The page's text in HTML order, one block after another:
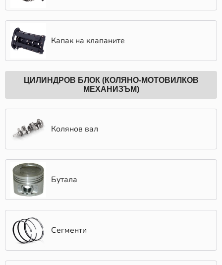
Капак на клапаните
ЦИЛИНДРОВ БЛОК (КОЛЯНО-МОТОВИЛКОВ
МЕХАНИЗЪМ)
Колянов вал
Бутала
Сегменти